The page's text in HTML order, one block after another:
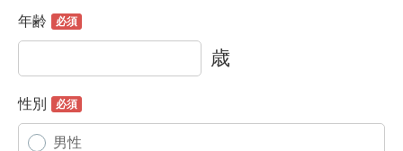
年齢
歳
性別
男性